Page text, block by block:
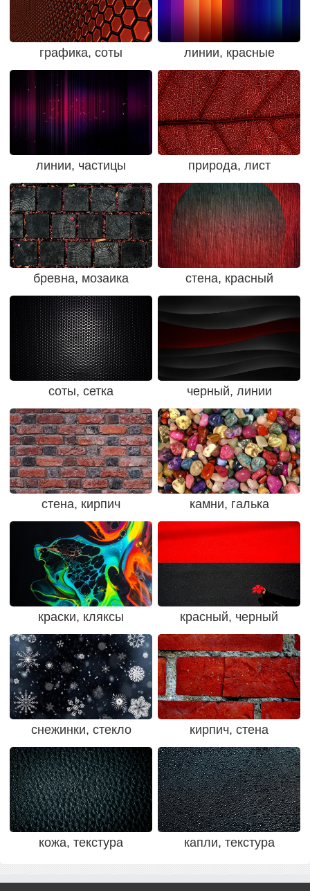
графика, соты линии, красные
линии, частицы природа, лист
бревна, мозаика стена, красный
соты, сетка черный, линии
стена, кирпич камни, галька
краски, кляксы красный, черный
снежинки, стекло кирпич, стена
кожа, текстура капли, текстура